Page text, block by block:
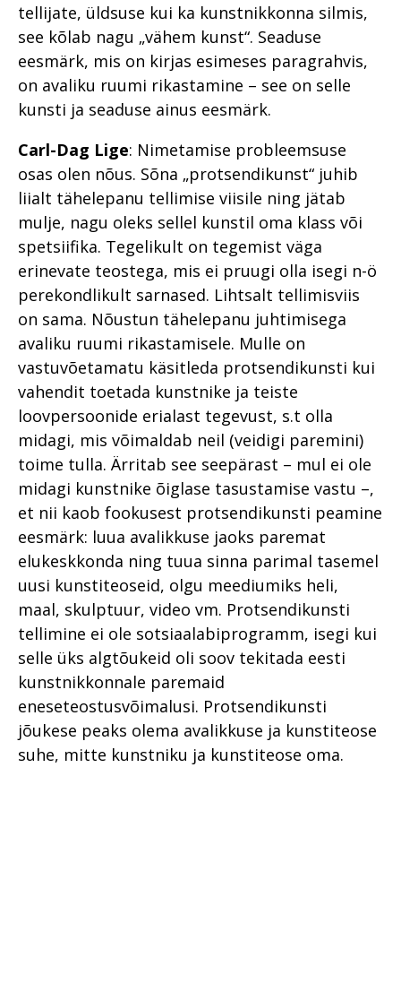
tellijate, üldsuse kui ka kunstnikkonna silmis,
see kõlab nagu „vähem kunst“. Seaduse
eesmärk, mis on kirjas esimeses paragrahvis,
on avaliku ruumi rikastamine – see on selle
kunsti ja seaduse ainus eesmärk.
Carl-Dag Lige: Nimetamise probleemsuse
osas olen nõus. Sõna „protsendikunst“ juhib
liialt tähelepanu tellimise viisile ning jätab
mulje, nagu oleks sellel kunstil oma klass või
spetsiifika. Tegelikult on tegemist väga
erinevate teostega, mis ei pruugi olla isegi n-ö
perekondlikult sarnased. Lihtsalt tellimisviis
on sama. Nõustun tähelepanu juhtimisega
avaliku ruumi rikastamisele. Mulle on
vastuvõetamatu käsitleda protsendikunsti kui
vahendit toetada kunstnike ja teiste
loovpersoonide erialast tegevust, s.t olla
midagi, mis võimaldab neil (veidigi paremini)
toime tulla. Ärritab see seepärast – mul ei ole
midagi kunstnike õiglase tasustamise vastu –,
et nii kaob fookusest protsendikunsti peamine
eesmärk: luua avalikkuse jaoks paremat
elukeskkonda ning tuua sinna parimal tasemel
uusi kunstiteoseid, olgu meediumiks heli,
maal, skulptuur, video vm. Protsendikunsti
tellimine ei ole sotsiaalabiprogramm, isegi kui
selle üks algtõukeid oli soov tekitada eesti
kunstnikkonnale paremaid
eneseteostusvõimalusi. Protsendikunsti
jõukese peaks olema avalikkuse ja kunstiteose
suhe, mitte kunstniku ja kunstiteose oma.